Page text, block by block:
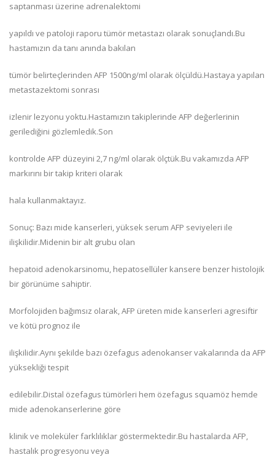
saptanması üzerine adrenalektomi
yapıldı ve patoloji raporu tümör metastazı olarak sonuçlandı.Bu
hastamızın da tanı anında bakılan
tümör belirteçlerinden AFP 1500ng/ml olarak ölçüldü.Hastaya yapılan
metastazektomi sonrası
izlenir lezyonu yoktu.Hastamızın takiplerinde AFP değerlerinin
gerilediğini gözlemledik.Son
kontrolde AFP düzeyini 2,7 ng/ml olarak ölçtük.Bu vakamızda AFP
markırını bir takip kriteri olarak
hala kullanmaktayız.
Sonuç: Bazı mide kanserleri, yüksek serum AFP seviyeleri ile
ilişkilidir.Midenin bir alt grubu olan
hepatoid adenokarsinomu, hepatosellüler kansere benzer histolojik
bir görünüme sahiptir.
Morfolojiden bağımsız olarak, AFP üreten mide kanserleri agresiftir
ve kötü prognoz ile
ilişkilidir.Aynı şekilde bazı özefagus adenokanser vakalarında da AFP
yüksekliği tespit
edilebilir.Distal özefagus tümörleri hem özefagus squamöz hemde
mide adenokanserlerine göre
klinik ve moleküler farklılıklar göstermektedir.Bu hastalarda AFP,
hastalık progresyonu veya